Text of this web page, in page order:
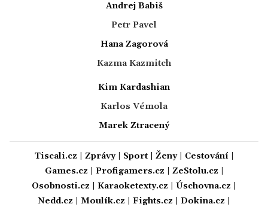
Andrej Babiš
Petr Pavel
Hana Zagorová
Kazma Kazmitch
Kim Kardashian
Karlos Vémola
Marek Ztracený
Tiscali.cz Zprávy| Sport| Ženy| Cestování|
Games.cz
Profigamers.cz ZeStolu.cz
Osobnosti.cz
Karaoketexty.cz Úschovna.cz
Nedd.cz
Moulík.cz Fights.cz Dokina.cz